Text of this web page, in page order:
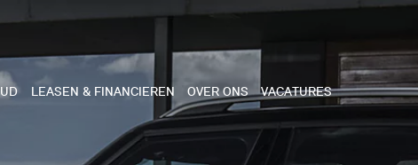
LEASEN & FINANCIEREN OVER ONS VACATURES